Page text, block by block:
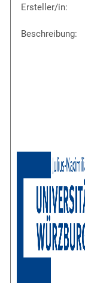
Ersteller/in:
Beschreibung: